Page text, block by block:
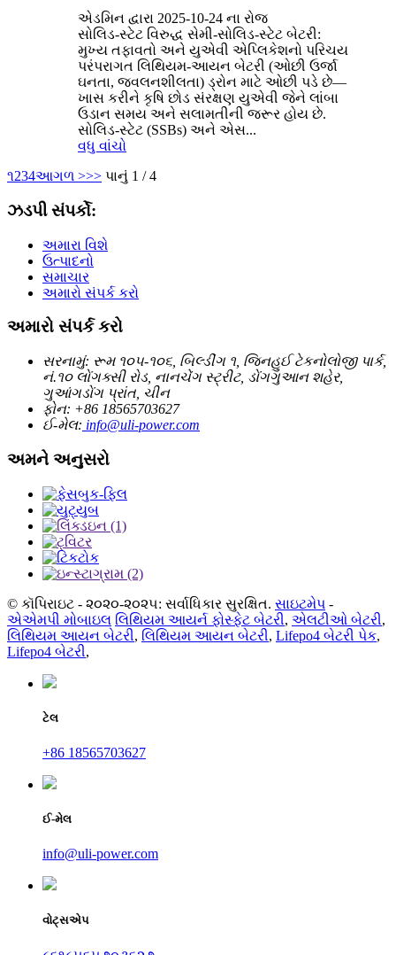
એડમિન દ્વારા 2025-10-24 ના રોજ
સોલિડ-સ્ટેટ વિરુદ્ધ સેમી-સોલિડ-સ્ટેટ બેટરી:
મુખ્ય તફાવતો અને યુએવી એપ્લિકેશનો પરિચય
પરંપરાગત લિથિયમ-આયન બેટરી (ઓછી ઉર્જા
ઘનતા, જ્વલનશીલતા) ડ્રોન માટે ઓછી પડે છે—
ખાસ કરીને કૃષિ છોડ સંરક્ષણ યુએવી જેને લાંબા
ઉડાન સમય અને સલામતીની જરૂર હોય છે.
સોલિડ-સ્ટેટ (SSBs) અને એસ...
વધુ વાંચો
૧234આગળ >>> પાનું 1 / 4
ઝડપી સંપર્કો:
અમારા વિશે
ઉત્પાદનો
સમાચાર
અમારો સંપર્ક કરો
અમારો સંપર્ક કરો
સરનામું: રૂમ ૧૦૫-૧૦૬, બિલ્ડીંગ ૧, જિનહુઈ ટેકનોલોજી પાર્ક,
નં.૧૦ લોંગક્સી રોડ, નાનચેંગ સ્ટ્રીટ, ડોંગગુઆન શહેર,
ગુઆંગડોંગ પ્રાંત, ચીન
ફોન: +86 18565703627
ઈ-મેલ: info@uli-power.com
અમને અનુસરો
© કૉપિરાઇટ - ૨૦૨૦-૨૦૨૫: સર્વાધિકાર સુરક્ષિત. સાઇટમેપ -
એએમપી મોબાઇલ લિથિયમ આયર્ન ફોસ્ફેટ બેટરી, એલટીઓ બેટરી,
લિથિયમ આયન બેટરી, લિથિયમ આયન બેટરી, Lifepo4 બેટરી પેક,
Lifepo4 બેટરી,
ટેલ
+86 18565703627
ઈ-મેલ
info@uli-power.com
વોટ્સએપ